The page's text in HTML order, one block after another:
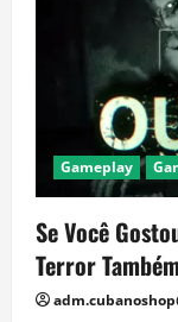
Gameplay
Se Você
Terror